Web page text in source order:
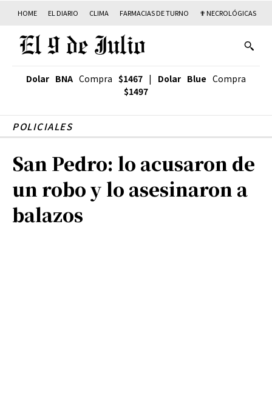
HOME EL DIARIO CLIMA FARMACIAS DE TURNO ✟ NECROLÓGICAS
Dolar BNA Compra $1467 | Dolar Blue Compra
$1497
POLICIALES
San Pedro: lo acusaron de
un robo y lo asesinaron a
balazos